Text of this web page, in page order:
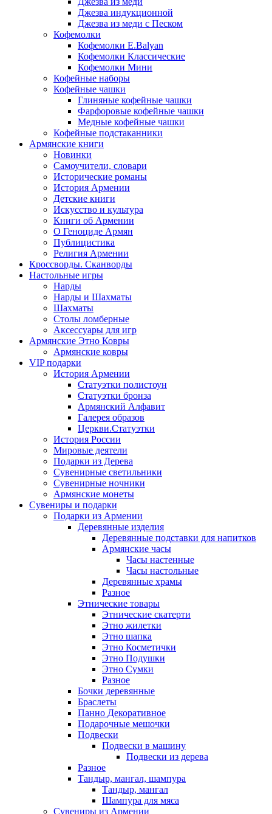
Джезва индукционной
Джезва из меди с Песком
Кофемолки
Кофемолки E.Balyan
Кофемолки Классические
Кофемолки Мини
Кофейные наборы
Кофейные чашки
Глиняные кофейные чашки
Фарфоровые кофейные чашки
Медные кофейные чашки
Кофейные подстаканники
Армянские книги
Новинки
Самоучители, словари
Исторические романы
История Армении
Детские книги
Иcкусство и культура
Книги об Армении
О Геноциде Армян
Публицистика
Религия Армении
Кроссворды. Сканворды
Настольные игры
Нарды
Нарды и Шахматы
Шахматы
Столы ломберные
Аксессуары для игр
Армянские Этно Ковры
Армянские ковры
VIP подарки
История Армении
Статуэтки полистоун
Статуэтки бронза
Армянский Алфавит
Галерея образов
Церкви.Статуэтки
История России
Мировые деятели
Подарки из Дерева
Сувенирные светильники
Сувенирные ночники
Армянские монеты
Сувениры и подарки
Подарки из Армении
Деревянные изделия
Деревянные подставки для напитков
Армянские часы
Часы настенные
Часы настольные
Деревянные храмы
Разное
Этнические товары
Этнические скатерти
Этно жилетки
Этно шапка
Этно Косметички
Этно Подушки
Этно Сумки
Разное
Бочки деревянные
Браслеты
Панно Декоративное
Подарочные мешочки
Подвески
Подвески в машину
Подвески из дерева
Разное
Тандыр, мангал, шампура
Тандыр, мангал
Шампура для мяса
Сувениры из Армении